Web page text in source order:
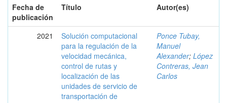
Fecha de
publicación
Título Autor(es)
2021
Solución computacional
para la regulación de la
velocidad mecánica,
control de rutas y
localización de las
unidades de servicio de
transportación de
Ponce Tubay,
Manuel
Alexander; López
Contreras, Jean
Carlos